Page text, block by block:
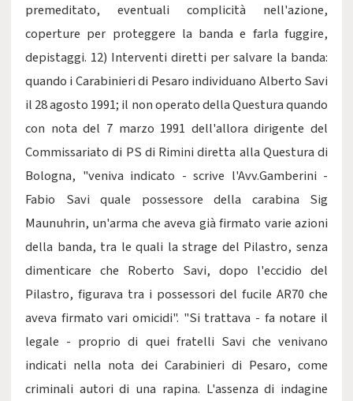
premeditato, eventuali complicità nell'azione,
coperture per proteggere la banda e farla fuggire,
depistaggi. 12) Interventi diretti per salvare la banda:
quando i Carabinieri di Pesaro individuano Alberto Savi
il 28 agosto 1991; il non operato della Questura quando
con nota del 7 marzo 1991 dell'allora dirigente del
Commissariato di PS di Rimini diretta alla Questura di
Bologna, "veniva indicato - scrive l'Avv.Gamberini -
Fabio Savi quale possessore della carabina Sig
Maunuhrin, un'arma che aveva già firmato varie azioni
della banda, tra le quali la strage del Pilastro, senza
dimenticare che Roberto Savi, dopo l'eccidio del
Pilastro, figurava tra i possessori del fucile AR70 che
aveva firmato vari omicidi". "Si trattava - fa notare il
legale - proprio di quei fratelli Savi che venivano
indicati nella nota dei Carabinieri di Pesaro, come
criminali autori di una rapina. L'assenza di indagine